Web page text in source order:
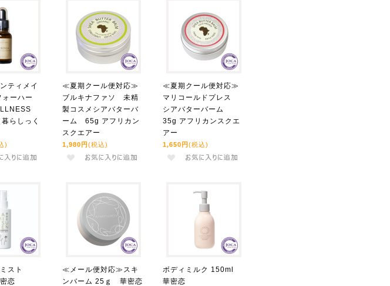
ティメイ
ォーハー
らしっく
)
≪夏期クール便対応≫
ブルキナファソ 未精
製コスメシアバターバ
ーム 65g アフリカン
スクエアー
1,980円 (税込)
≪夏期クール便対応≫
マリコールドプレス
シアバターバーム
35g アフリカンスクエ
アー
1,650円 (税込)
ミスト
恋
≪メール便対応≫スキ
ンバーム 25ｇ 華密恋
ボディミルク 150ml
華密恋